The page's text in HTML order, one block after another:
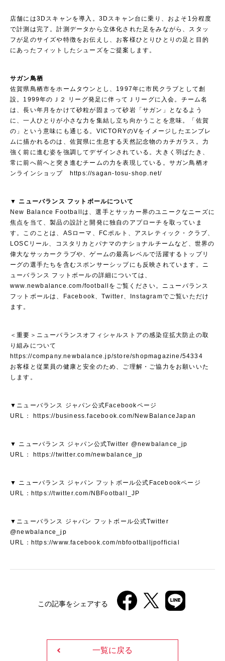
店舗には3Dスキャンを導入。3Dスキャン台に乗り、およそ1分程度
で計測は完了。計測データから立体化された足をみながら、スタッ
フが足のサイズや特徴をお伝えし、お客様ひとりひとりの足と目的
にあったフィットしたシューズをご提案します。
サガン鳥栖
佐賀県鳥栖市をホームタウンとし、1997年に市民クラブとして創
設。1999年のＪ２ リーグ発足に伴ってＪリーグに入会。チーム名
は、長い年月をかけて砂粒が固まって砂岩「サガン」となるよう
に、一人ひとりが小さな力を集結し立ち向かうことを意味。「佐賀
の」という意味にも通じる。VICTORYのVをイメージしたエンブレ
ムに描かれるのは、佐賀県に生息する天然記念物のカチガラス。力
強く前に進む姿を強調してデザインされている。大きく羽ばたき、
常に前へ前へと突き進むチームの力を表現している。サガン鳥栖オ
ンラインショップ https://sagan-tosu-shop.net/
▼ ニューバランス フットボールについて
New Balance Footballは、選手とサッカー界のユニークなニーズに
焦点を当て、製品の設計と開発に独自のアプローチを取っていま
す。このことは、ASローマ、FCポルト、アスレティック・クラブ、
LOSCリール、コスタリカとパナマのナショナルチームなど、世界の
偉大なサッカークラブや、ゲームの最高レベルで活躍するトップリ
ーグの選手たちを含むスポンサーシップにも反映されています。ニ
ューバランス フットボールの詳細については、
www.newbalance.com/footballをご覧ください。ニューバランス
フットボールは、Facebook、Twitter、Instagramでご覧いただけ
ます。
＜重要＞ニューバランスオフィシャルストアの感染症拡大防止の取
り組みについて
https://company.newbalance.jp/store/shopmagazine/54334
お客様と従業員の健康と安全のため、ご理解・ご協力をお願いいた
します。
▼ニューバランス ジャパン公式Facebookページ
URL：
https://business.facebook.com/NewBalanceJapan
▼ ニューバランス ジャパン公式Twitter @newbalance_jp
URL： https://twitter.com/newbalance_jp
▼ ニューバランス ジャパン フットボール公式Facebookページ
URL： https://twitter.com/NBFootball_JP
▼ニューバランス ジャパン フットボール公式Twitter
@newbalance_jp
URL： https://www.facebook.com/nbfootballjpofficial
この記事をシェアする
一覧に戻る